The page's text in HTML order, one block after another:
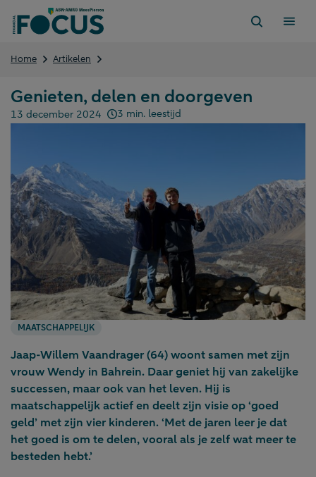
naar
Home Artikelen
doorgeven
Genieten, delen en doorgeven
Gepubliceerd op:
13 december 2024 3 min. leestijd
MAATSCHAPPELIJK
Jaap-Willem Vaandrager (64) woont samen met zijn
vrouw Wendy in Bahrein. Daar geniet hij van zakelijke
successen, maar ook van het leven. Hij is
maatschappelijk actief en deelt zijn visie op ‘goed
geld’ met zijn vier kinderen. ‘Met de jaren leer je dat
het goed is om te delen, vooral als je zelf wat meer te
besteden hebt.’